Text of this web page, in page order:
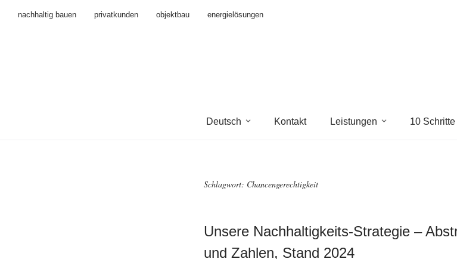
nachhaltig bauen privatkunden objektbau
energielösungen
Deutsch Kontakt Leistungen 10
Schlagwort: Chancengerechtigkeit
Unsere Nachhaltigkeits-Strategie –
und Zahlen, Stand 2024